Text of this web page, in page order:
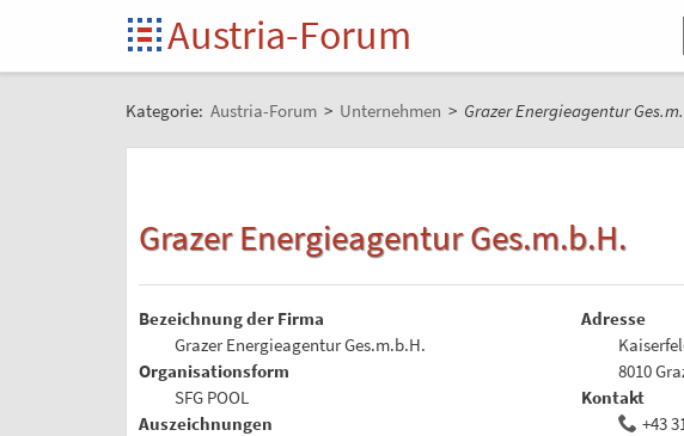
Austria-Forum
Kategorie: Austria-Forum > Unternehmen > Grazer Energieagentur
Grazer Energieagentur Ges.m.b.H.
Bezeichnung der Firma
Grazer Energieagentur Ges.m.b.H.
Organisationsform
SFG POOL
Auszeichnungen
Adresse
8010
Kontakt
+43